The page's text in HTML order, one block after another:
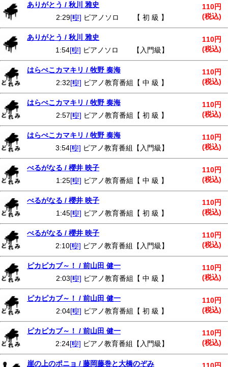
ありがとう / 秋川 雅史
110円
(税込)
2:29[🎼] ピアノソロ 【 初 級 】
ありがとう / 秋川 雅史
110円
(税込)
1:54[🎼] ピアノソロ 【入門級】
はらぺこカマキリ / 牧野 奏海
110円
(税込)
2:32[🎼] ピアノ教育番組【 中 級 】
はらぺこカマキリ / 牧野 奏海
110円
(税込)
2:57[🎼] ピアノ教育番組【 初 級 】
はらぺこカマキリ / 牧野 奏海
110円
(税込)
3:54[🎼] ピアノ教育番組【入門級】
べるがなる / 櫻井 映子
110円
(税込)
1:25[🎼] ピアノ教育番組【 中 級 】
べるがなる / 櫻井 映子
110円
(税込)
1:45[🎼] ピアノ教育番組【 初 級 】
べるがなる / 櫻井 映子
110円
(税込)
2:10[🎼] ピアノ教育番組【入門級】
ピカピカブ～！ / 前山田 健一
110円
(税込)
2:03[🎼] ピアノ教育番組【 中 級 】
ピカピカブ～！ / 前山田 健一
110円
(税込)
2:04[🎼] ピアノ教育番組【 初 級 】
ピカピカブ～！ / 前山田 健一
110円
(税込)
2:24[🎼] ピアノ教育番組【入門級】
崖の上のポニョ / 藤岡藤巻と大橋のぞみ